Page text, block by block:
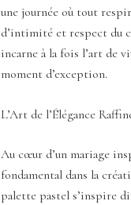
une journée où tout
d’intimité et respect du
incarne à la fois l’art de
moment d’exception.
L’Art de l’Élégance
Au cœur d’un mariage
fondamental dans la
palette pastel s’inspire